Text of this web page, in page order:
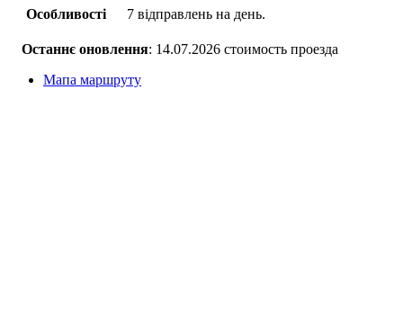
Особливості 7 відправлень на день.
Останнє оновлення: 14.07.2026 стоимость проезда
Мапа маршруту